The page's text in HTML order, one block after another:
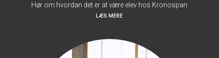
Hør om hvordan det er at være elev hos Kronospan
LÆS MERE